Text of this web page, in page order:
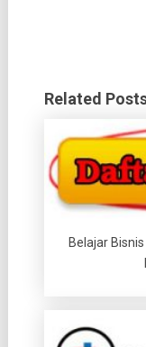
Related
Belajar